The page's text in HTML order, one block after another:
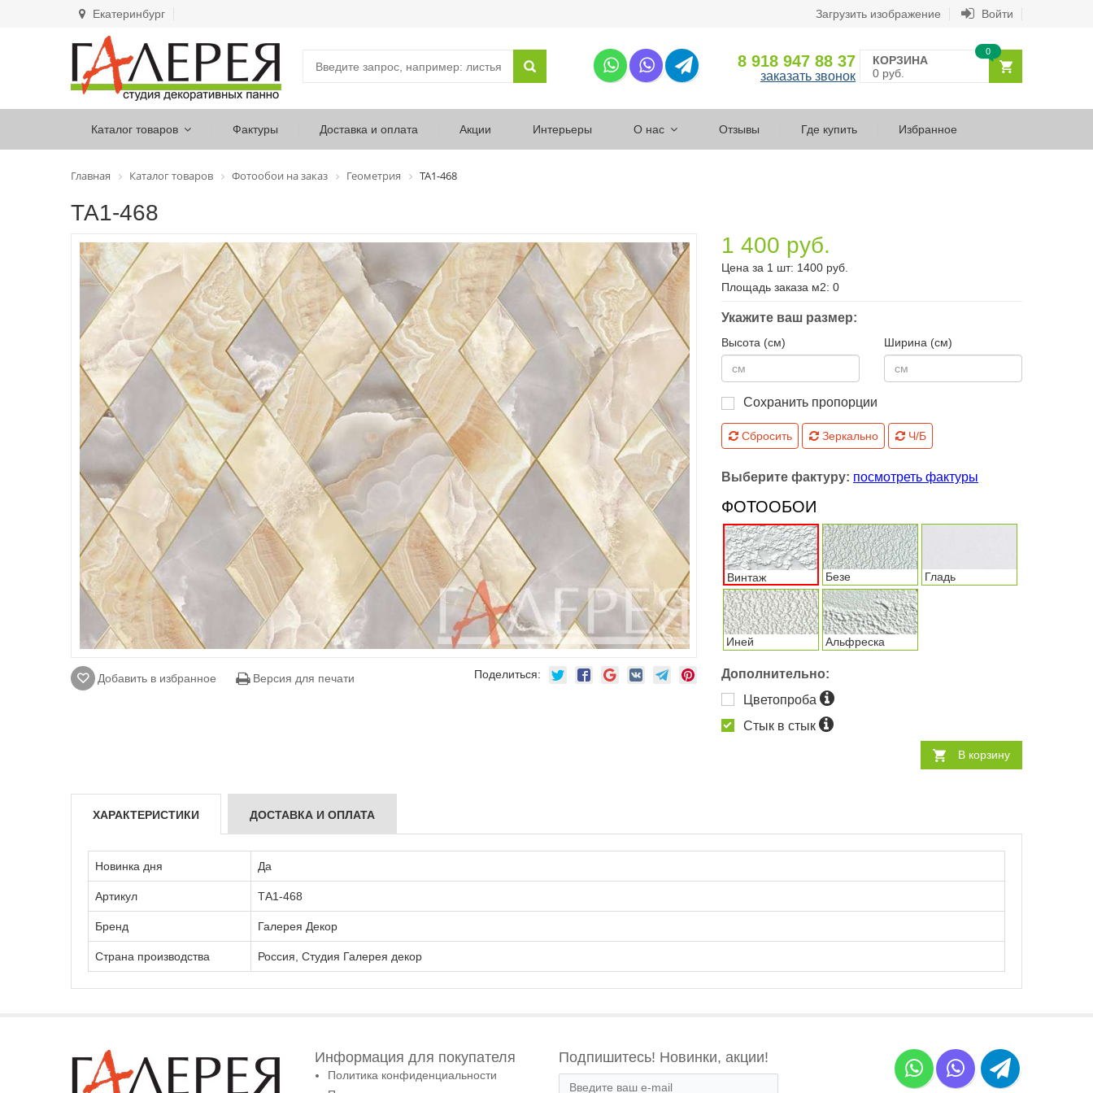
Екатеринбург Загрузить изображение Войти
8 918 947 88 37
заказать звонок
КОРЗИНА
0 руб.
0
Каталог товаров Фактуры Доставка и оплата Акции Интерьеры О нас Отзывы Где купить Избранное
Главная Каталог товаров Фотообои на заказ Геометрия ТА1-468
ТА1-468
Добавить в избранное Версия для печати Поделиться:
1 400 руб.
Цена за 1 шт: 1400 руб.
Площадь заказа м2: 0
Укажите ваш размер:
Высота (см) Ширина (см)
Сохранить пропорции
Сбросить Зеркально Ч/Б
Выберите фактуру: посмотреть фактуры
ФОТООБОИ
Винтаж Безе Гладь
Иней Альфреска
Дополнительно:
Цветопроба
Стык в стык
В корзину
ХАРАКТЕРИСТИКИ ДОСТАВКА И ОПЛАТА
Новинка дня Да
Артикул ТА1-468
Бренд Галерея Декор
Страна производства Россия, Студия Галерея декор
Информация для покупателя
Политика конфиденциальности
Подпишитесь! Новинки, акции!